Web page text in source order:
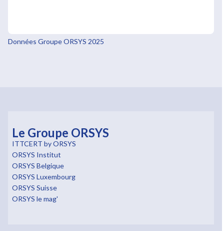
Données Groupe ORSYS 2025
Le Groupe ORSYS
ITTCERT by ORSYS
ORSYS Institut
ORSYS Belgique
ORSYS Luxembourg
ORSYS Suisse
ORSYS le mag'